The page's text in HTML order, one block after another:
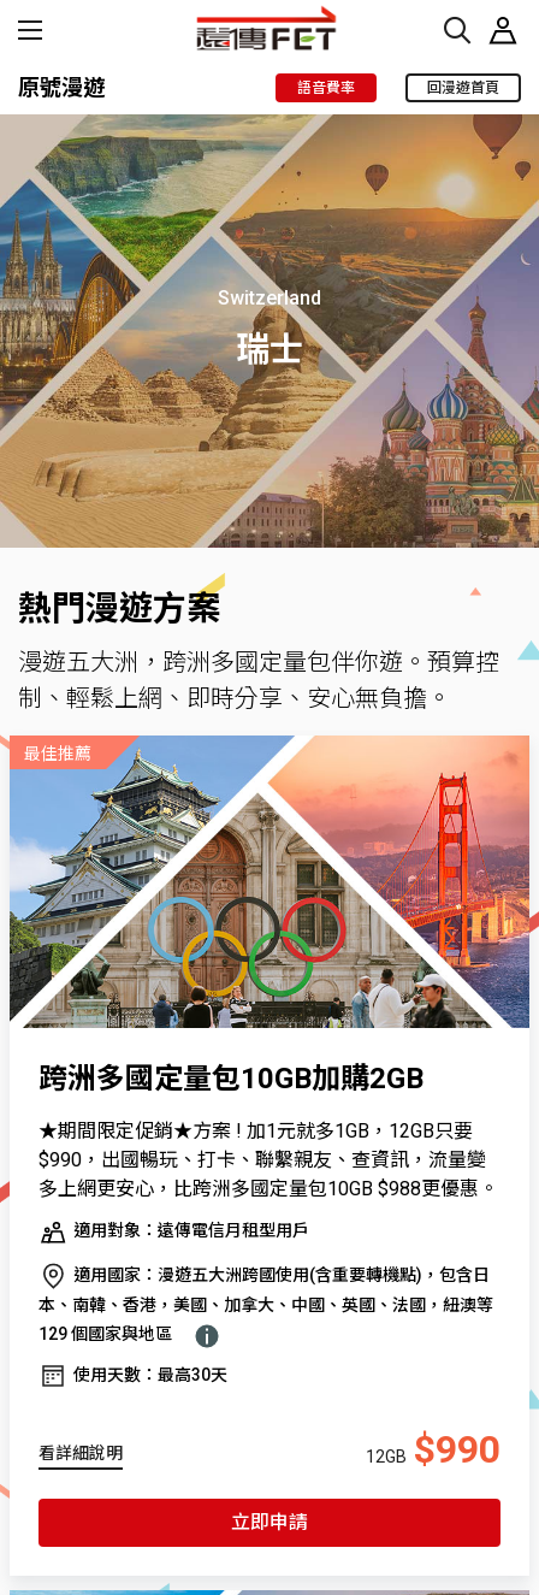
原號漫遊 語音費率 回漫遊首頁
Switzerland
瑞士
熱門漫遊方案
漫遊五大洲，跨洲多國定量包伴你遊。預算控
制、輕鬆上網、即時分享、安心無負擔。
最佳推薦
跨洲多國定量包10GB加購2GB
★期間限定促銷★方案 ! 加1元就多1GB，12GB只要
$990，出國暢玩、打卡、聯繫親友、查資訊，流量變
多上網更安心，比跨洲多國定量包10GB $988更優惠。
適用對象：遠傳電信月租型用戶
適用國家：漫遊五大洲跨國使用(含重要轉機點)，包含日
本、南韓、香港，美國、加拿大、中國、英國、法國，紐澳等
129 個國家與地區
使用天數：最高30天
看詳細說明 12GB $990
立即申請